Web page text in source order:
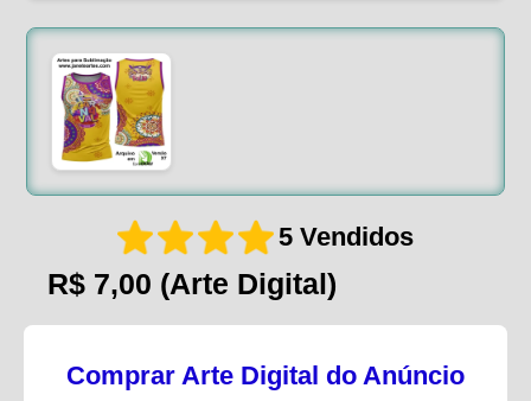
5 Vendidos
R$ 7,00 (Arte Digital)
Comprar Arte Digital do Anúncio